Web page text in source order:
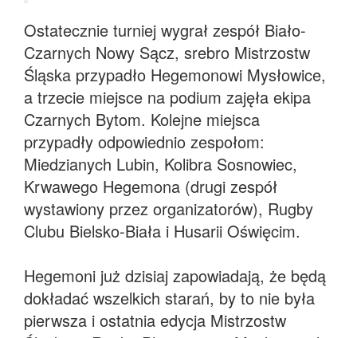
Ostatecznie turniej wygrał zespół Biało-
Czarnych Nowy Sącz, srebro Mistrzostw
Śląska przypadło Hegemonowi Mysłowice,
a trzecie miejsce na podium zajęła ekipa
Czarnych Bytom. Kolejne miejsca
przypadły odpowiednio zespołom:
Miedzianych Lubin, Kolibra Sosnowiec,
Krwawego Hegemona (drugi zespół
wystawiony przez organizatorów), Rugby
Clubu Bielsko-Biała i Husarii Oświęcim.
Hegemoni już dzisiaj zapowiadają, że będą
dokładać wszelkich starań, by to nie była
pierwsza i ostatnia edycja Mistrzostw